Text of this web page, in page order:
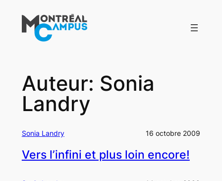
contenu
Auteur: Sonia
Landry
Sonia Landry 16 octobre 2009
Vers l’infini et plus loin encore!